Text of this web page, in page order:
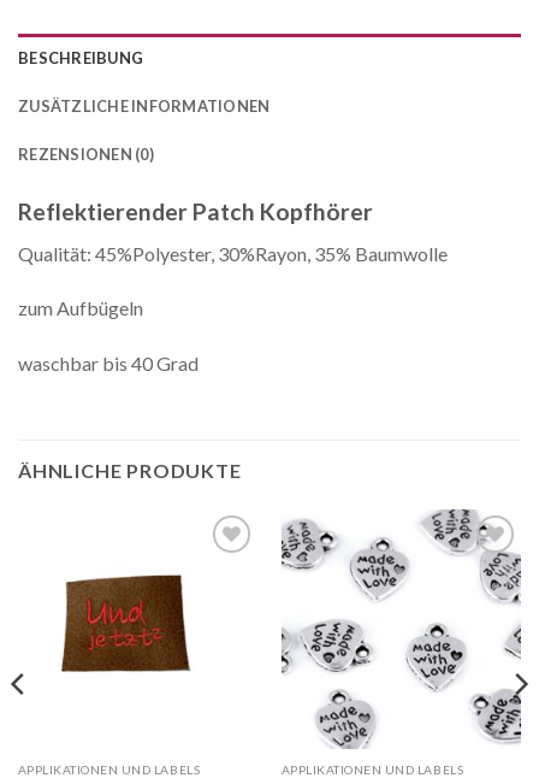
BESCHREIBUNG
ZUSÄTZLICHE INFORMATIONEN
REZENSIONEN (0)
Reflektierender Patch Kopfhörer
Qualität: 45%Polyester, 30%Rayon, 35% Baumwolle
zum Aufbügeln
waschbar bis 40 Grad
ÄHNLICHE PRODUKTE
Wunschliste
APPLIKATIONEN UND LABELS
Auf die
Wunschliste
APPLIKATIONEN UND LABELS